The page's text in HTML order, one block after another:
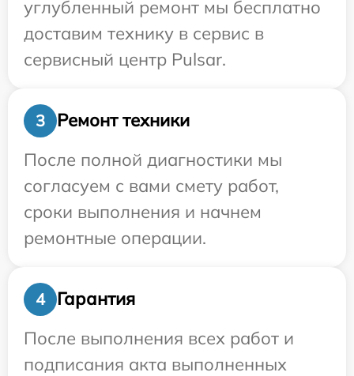
углубленный ремонт мы бесплатно
доставим технику в сервис в
сервисный центр Pulsar.
3
Ремонт техники
После полной диагностики мы
согласуем с вами смету работ,
сроки выполнения и начнем
ремонтные операции.
4
Гарантия
После выполнения всех работ и
подписания акта выполненных